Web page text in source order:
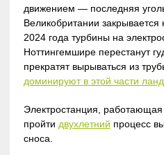
движением — последняя
Великобритании закрывается
2024 года турбины на
Ноттингемшире перестанут
прекратят вырываться из
доминируют в этой части
Электростанция, работающая
пройти двухлетний процесс
сноса.